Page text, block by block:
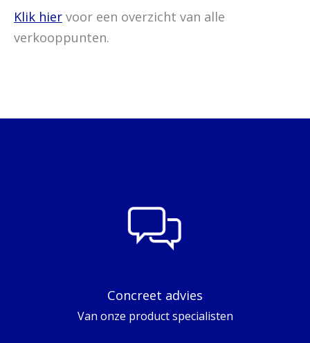
Klik hier voor een overzicht van alle
verkooppunten.
Concreet advies
Van onze product specialisten